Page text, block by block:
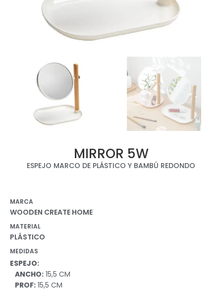
MIRROR 5W
ESPEJO MARCO DE PLÁSTICO Y BAMBÚ REDONDO
MARCA
WOODEN CREATE HOME
MATERIAL
PLÁSTICO
MEDIDAS
ESPEJO:
ANCHO: 15,5 CM
PROF: 15,5 CM